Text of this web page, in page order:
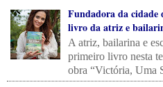
Fundadora da cidade
livro da atriz e
A atriz, bailarina e
primeiro livro nesta
obra “Victória, Uma